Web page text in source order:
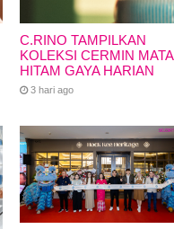
C.RINO TAMPILKAN
KOLEKSI CERMIN MATA
HITAM GAYA HARIAN
3 hari ago